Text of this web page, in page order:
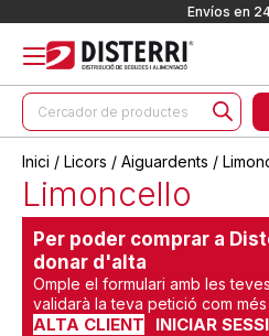
Envíos en
Products
search
Inici / Licors / Aiguardents /
Limoncello
Per poder comprar a
donar d'alta
Omple el formulari amb les
validarà la teva petició com
ALTA CLIENT INICIAR